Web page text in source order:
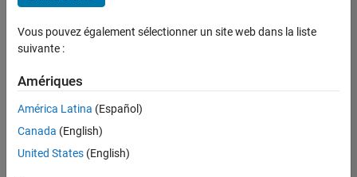
Gestion des programmes
Ingénierie de la qualité
Actuellement,
aucune
offre
d'emploi
Vous pouvez également sélectionner un site web dans la liste
suivante :
Amériques
América Latina (Español)
Canada (English)
United States (English)